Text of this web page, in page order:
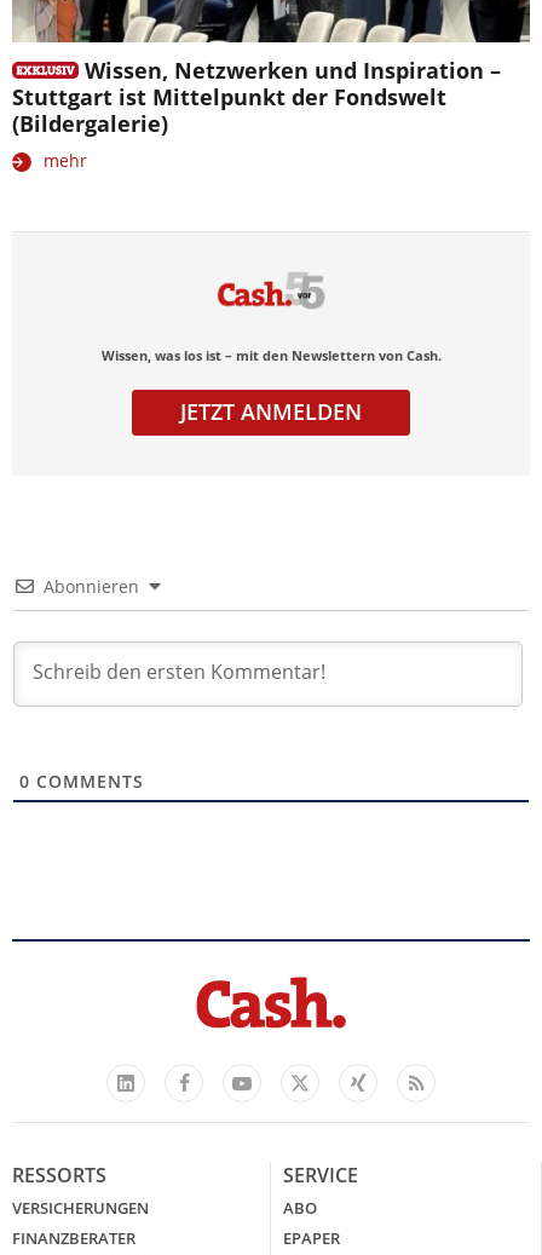
Wissen, Netzwerken und Inspiration –
Stuttgart ist Mittelpunkt der Fondswelt
(Bildergalerie)
mehr
Wissen, was los ist – mit den Newslettern von Cash.
JETZT ANMELDEN
Abonnieren
0 COMMENTS
LinkedIn
FacebookYouTube
X
Xing Feed
RESSORTS
VERSICHERUNGEN
FINANZBERATER
SERVICE
ABO
EPAPER